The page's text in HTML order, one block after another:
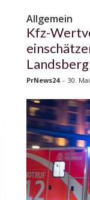
Allgemein
Kfz-
PrNews24 - 30.